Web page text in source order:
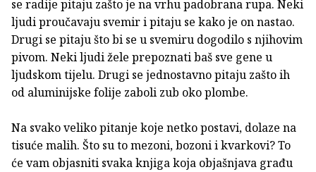
se radije pitaju zašto je na vrhu padobrana rupa. Neki
ljudi proučavaju svemir i pitaju se kako je on nastao.
Drugi se pitaju što bi se u svemiru dogodilo s njihovim
pivom. Neki ljudi žele prepoznati baš sve gene u
ljudskom tijelu. Drugi se jednostavno pitaju zašto ih
od aluminijske folije zaboli zub oko plombe.
Na svako veliko pitanje koje netko postavi, dolaze na
tisuće malih. Što su to mezoni, bozoni i kvarkovi? To
će vam objasniti svaka knjiga koja objašnjava građu